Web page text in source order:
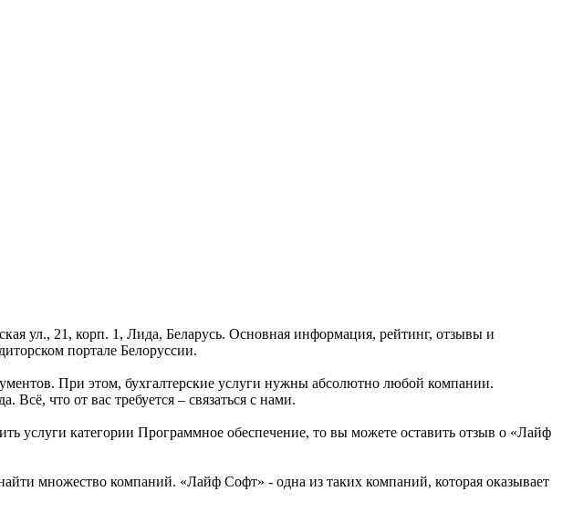
ул., 21, корп. 1, Лида, Беларусь. Основная информация, рейтинг, отзывы и
портале Белоруссии.
При этом, бухгалтерские услуги нужны абсолютно любой компании.
что от вас требуется – связаться с нами.
услуги категории Программное обеспечение, то вы можете оставить отзыв о «Лайф
множество компаний. «Лайф Софт» - одна из таких компаний, которая оказывает